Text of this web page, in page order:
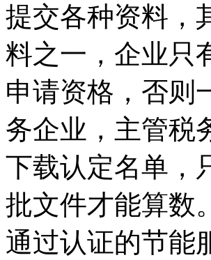
提交各种资料，
料之一，企业只
申请资格，否则
务企业，主管税
下载认定名单，
批文件才能算数
通过认证的节能